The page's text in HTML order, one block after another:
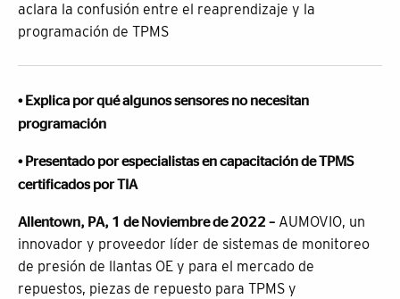
aclara la confusión entre el reaprendizaje y la
programación de TPMS
• Explica por qué algunos sensores no necesitan
programación
• Presentado por especialistas en capacitación de TPMS
certificados por TIA
Allentown, PA, 1 de Noviembre de 2022 – AUMOVIO, un
innovador y proveedor líder de sistemas de monitoreo
de presión de llantas OE y para el mercado de
repuestos, piezas de repuesto para TPMS y